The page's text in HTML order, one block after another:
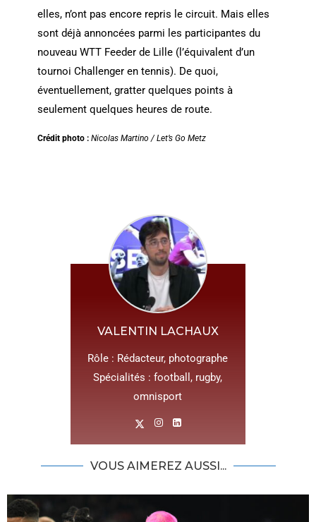
elles, n’ont pas encore repris le circuit. Mais elles
sont déjà annoncées parmi les participantes du
nouveau WTT Feeder de Lille (l’équivalent d’un
tournoi Challenger en tennis). De quoi,
éventuellement, gratter quelques points à
seulement quelques heures de route.
Crédit photo : Nicolas Martino / Let’s Go Metz
VALENTIN LACHAUX
Rôle : Rédacteur, photographe
Spécialités : football, rugby,
omnisport
VOUS AIMEREZ AUSSI...